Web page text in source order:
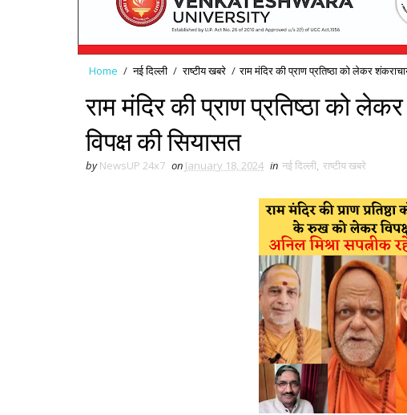
Home / नई द‍िल्ली / राष्टीय खबरे / राम मंदिर की प्राण प्रतिष्ठा को लेकर
राम मंदिर की प्राण प्रतिष्ठा को
विपक्ष की सियासत
by NewsUP 24x7 on January 18, 2024 in नई द‍िल्ली, राष्टीय खबरे